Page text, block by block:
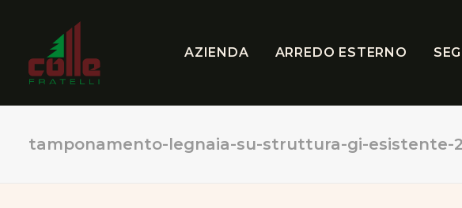
AZIENDA ARREDO ESTERNO
tamponamento-legnaia-su-struttura-gi-esistente-2